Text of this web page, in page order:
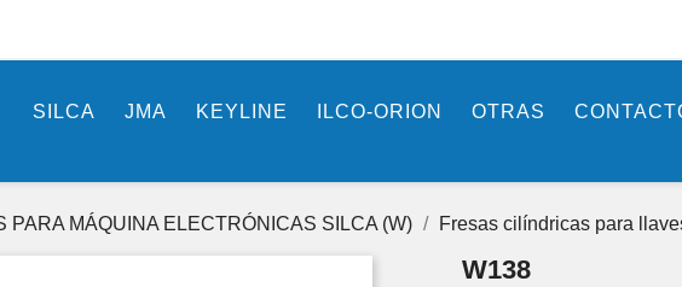
SILCA JMA KEYLINE ILCO-ORION OTRAS
PARA MÁQUINA ELECTRÓNICAS SILCA (W) Fresas cilíndricas para
W138